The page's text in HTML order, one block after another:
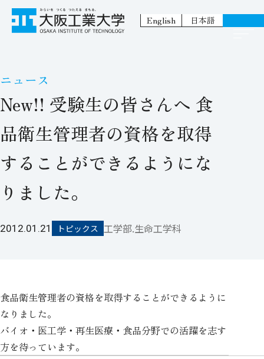
English 日本語
ニュース
New!! 受験生の皆さんへ 食
品衛生管理者の資格を取得
することができるようにな
りました。
2012.01.21 トピックス 工学部.生命工学科
食品衛生管理者の資格を取得することができるように
なりました。
バイオ・医工学・再生医療・食品分野での活躍を志す
方を待っています。